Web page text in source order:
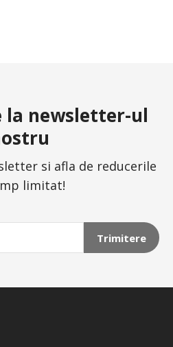
la newsletter-ul
si afla de reducerile
limitat!
Trimitere